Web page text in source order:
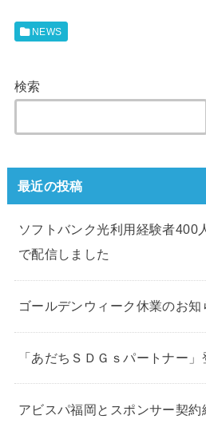
NEWS
検索
最近の投稿
ソフトバンク光利用経験者400
で配信しました
ゴールデンウィーク休業のお知
「あだちＳＤＧｓパートナー
アビスパ福岡とスポンサー契